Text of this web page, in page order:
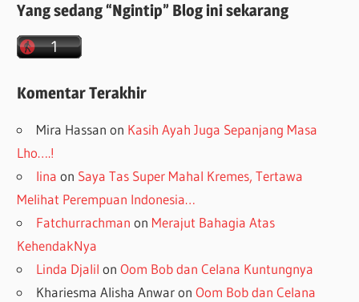
Yang sedang “Ngintip” Blog ini sekarang
Komentar Terakhir
Mira Hassan on Kasih Ayah Juga Sepanjang Masa
Lho….!
lina on Saya Tas Super Mahal Kremes, Tertawa
Melihat Perempuan Indonesia…
Fatchurrachman on Merajut Bahagia Atas
KehendakNya
Linda Djalil onOom Bob dan Celana Kuntungnya
Khariesma Alisha AnwaronOom Bob dan Celana